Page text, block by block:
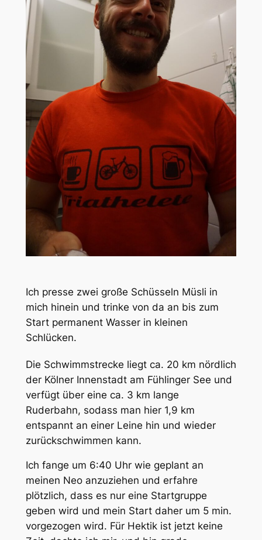
Ich presse zwei große Schüsseln Müsli in
mich hinein und trinke von da an bis zum
Start permanent Wasser in kleinen
Schlücken.
Die Schwimmstrecke liegt ca. 20 km nördlich
der Kölner Innenstadt am Fühlinger See und
verfügt über eine ca. 3 km lange
Ruderbahn, sodass man hier 1,9 km
entspannt an einer Leine hin und wieder
zurückschwimmen kann.
Ich fange um 6:40 Uhr wie geplant an
meinen Neo anzuziehen und erfahre
plötzlich, dass es nur eine Startgruppe
geben wird und mein Start daher um 5 min.
vorgezogen wird. Für Hektik ist jetzt keine